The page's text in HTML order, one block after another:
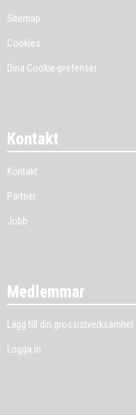
Sitemap
Cookies
Dina Cookie-prefenser
Kontakt
Kontakt
Partner
Jobb
Medlemmar
Lägg till din grossistverksamhet
Logga in